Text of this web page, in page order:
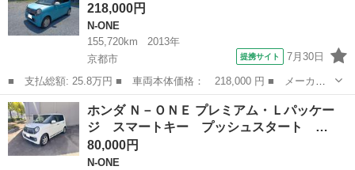
ズコント...
218,000円
N-ONE
155,720km
2013年
京都市
提携サイト 7月30日
■ 支払総額: 25.8万円 ■ 車両本体価格： 218,000 円 ■ メーカー
名： ホンダ ■ 車種名： Ｎ－ＯＮＥ ■ グレード名： ■ 排気
量： 660cc ■ ドア枚数： 5D ■ ミッション： CVT ■ 店...
京都 京都市 N-ONE
ホンダ Ｎ－ＯＮＥ プレミアム・Ｌパッケー
ジ スマートキー プッシュスタート …
80,000円
N-ONE